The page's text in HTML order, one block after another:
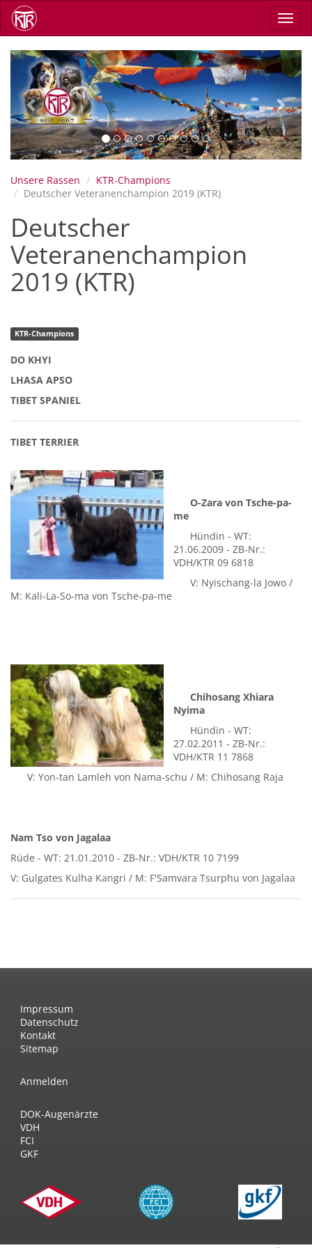
Direkt
zum
Inhalt
Previous Next
Unsere Rassen
KTR-Champions
Deutscher Veteranenchampion 2019 (KTR)
Deutscher
Veteranenchampion
2019 (KTR)
KTR-Champions
DO KHYI
LHASA APSO
TIBET SPANIEL
TIBET TERRIER
O-Zara von Tsche-pa-
me
Hündin - WT:
21.06.2009 - ZB-Nr.:
VDH/KTR 09 6818
V: Nyischang-la Jowo /
M: Kali-La-So-ma von Tsche-pa-me
Chihosang Xhiara
Nyima
Hündin - WT:
27.02.2011 - ZB-Nr.:
VDH/KTR 11 7868
V: Yon-tan Lamleh von Nama-schu / M: Chihosang Raja
Nam Tso von Jagalaa
Rüde - WT: 21.01.2010 - ZB-Nr.: VDH/KTR 10 7199
V: Gulgates Kulha Kangri / M: F'Samvara Tsurphu von Jagalaa
Impressum
Datenschutz
Kontakt
Sitemap
Anmelden
DOK-Augenärzte
VDH
FCI
GKF